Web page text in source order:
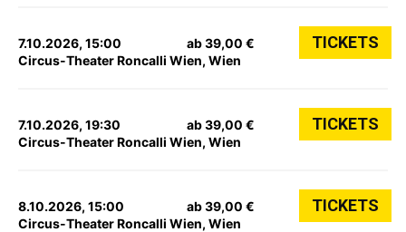
7.10.2026, 15:00
Circus-Theater Roncalli Wien, Wien
ab 39,00 € TICKETS
7.10.2026, 19:30
Circus-Theater Roncalli Wien, Wien
ab 39,00 € TICKETS
8.10.2026, 15:00
Circus-Theater Roncalli Wien, Wien
ab 39,00 € TICKETS